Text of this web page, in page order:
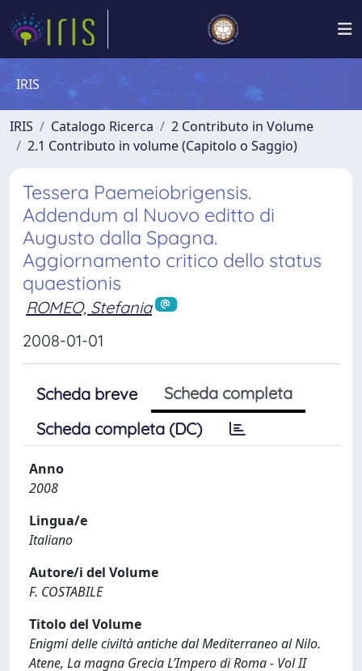
IRIS
IRIS Catalogo Ricerca
2 Contributo in Volume
2.1 Contributo in volume (Capitolo o Saggio)
Tessera Paemeiobrigensis.
Addendum al Nuovo editto di
Augusto dalla Spagna.
Aggiornamento critico dello status
quaestionis
ROMEO, Stefania
2008-01-01
Scheda breve
Scheda completa
Scheda completa (DC)
Anno
2008
Lingua/e
Italiano
Autore/i del Volume
F. COSTABILE
Titolo del Volume
Enigmi delle civiltà antiche dal Mediterraneo al Nilo.
Atene, La magna Grecia L’Impero di Roma - Vol II